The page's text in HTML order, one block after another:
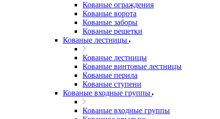
Кованые ограждения
Кованые ворота
Кованые заборы
Кованые решетки
Кованые лестницы
Кованые лестницы
Кованые винтовые лестницы
Кованые перила
Кованые ступени
Кованые входные группы
Кованые входные группы